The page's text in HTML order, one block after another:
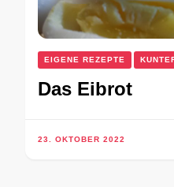
EIGENE REZEPTE
Das Eibrot
23. OKTOBER 2022